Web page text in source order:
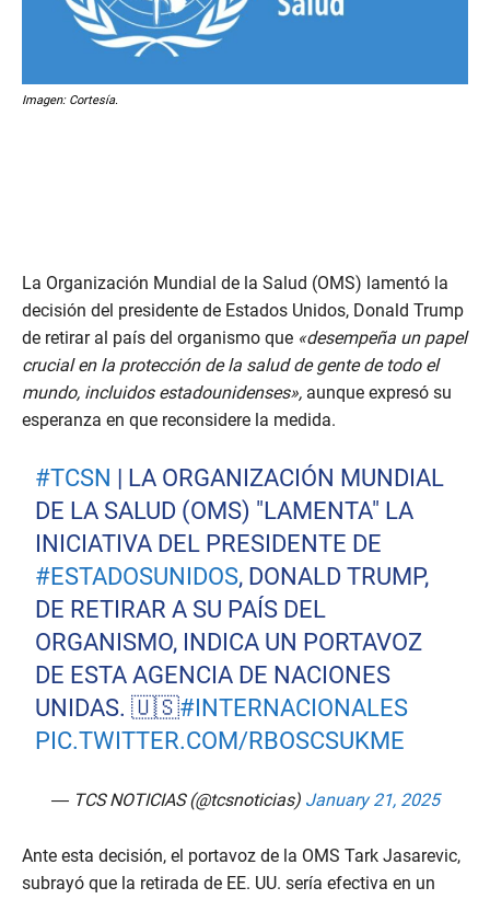
Imagen: Cortesía.
La Organización Mundial de la Salud (OMS) lamentó la
decisión del presidente de Estados Unidos, Donald Trump
de retirar al país del organismo que «desempeña un papel
crucial en la protección de la salud de gente de todo el
mundo, incluidos estadounidenses», aunque expresó su
esperanza en que reconsidere la medida.
#TCSN | LA ORGANIZACIÓN MUNDIAL
DE LA SALUD (OMS) "LAMENTA" LA
INICIATIVA DEL PRESIDENTE DE
#ESTADOSUNIDOS, DONALD TRUMP,
DE RETIRAR A SU PAÍS DEL
ORGANISMO, INDICA UN PORTAVOZ
DE ESTA AGENCIA DE NACIONES
UNIDAS. 🇺🇸#INTERNACIONALES
PIC.TWITTER.COM/RBOSCSUKME
— TCS NOTICIAS (@tcsnoticias) January 21, 2025
Ante esta decisión, el portavoz de la OMS Tark Jasarevic,
subrayó que la retirada de EE. UU. sería efectiva en un